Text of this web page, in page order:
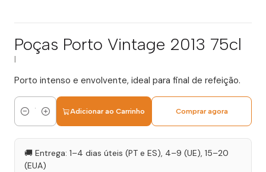
Poças Porto Vintage 2013 75cl
Porto intenso e envolvente, ideal para final de refeição.
Quantidade
Adicionar ao Carrinho Comprar agora
🚚 Entrega: 1–4 dias úteis (PT e ES), 4–9 (UE), 15–20
(EUA)